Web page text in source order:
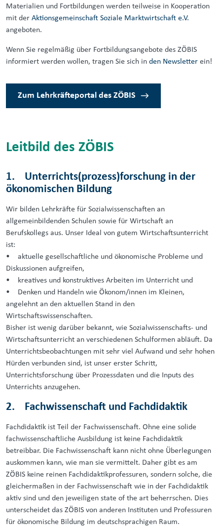
Materialien und Fortbildungen werden teilweise in Kooperation
mit der Aktionsgemeinschaft Soziale Marktwirtschaft e.V.
angeboten.
Wenn Sie regelmäßig über Fortbildungsangebote des ZÖBIS
informiert werden wollen, tragen Sie sich in den Newsletter ein!
Zum Lehrkräfteportal des ZÖBIS
Leitbild des ZÖBIS
1. Unterrichts(prozess)forschung in der
ökonomischen Bildung
Wir bilden Lehrkräfte für Sozialwissenschaften an
allgemeinbildenden Schulen sowie für Wirtschaft an
Berufskollegs aus. Unser Ideal von gutem Wirtschaftsunterricht
ist:
• aktuelle gesellschaftliche und ökonomische Probleme und
Diskussionen aufgreifen,
• kreatives und konstruktives Arbeiten im Unterricht und
• Denken und Handeln wie Ökonom/innen im Kleinen,
angelehnt an den aktuellen Stand in den
Wirtschaftswissenschaften.
Bisher ist wenig darüber bekannt, wie Sozialwissenschafts- und
Wirtschaftsunterricht an verschiedenen Schulformen abläuft. Da
Unterrichtsbeobachtungen mit sehr viel Aufwand und sehr hohen
Hürden verbunden sind, ist unser erster Schritt,
Unterrichtsforschung über Prozessdaten und die Inputs des
Unterrichts anzugehen.
2. Fachwissenschaft und Fachdidaktik
Fachdidaktik ist Teil der Fachwissenschaft. Ohne eine solide
fachwissenschaftliche Ausbildung ist keine Fachdidaktik
betreibbar. Die Fachwissenschaft kann nicht ohne Überlegungen
auskommen kann, wie man sie vermittelt. Daher gibt es am
ZÖBIS keine reinen Fachdidaktikprofessuren, sondern solche, die
gleichermaßen in der Fachwissenschaft wie in der Fachdidaktik
aktiv sind und den jeweiligen state of the art beherrschen. Dies
unterscheidet das ZÖBIS von anderen Instituten und Professuren
für ökonomische Bildung im deutschsprachigen Raum.